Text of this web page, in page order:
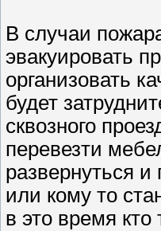
В случаи
эвакуировать
организовать
будет
сквозного
перевезти
развернуться и
или кому то
в это время